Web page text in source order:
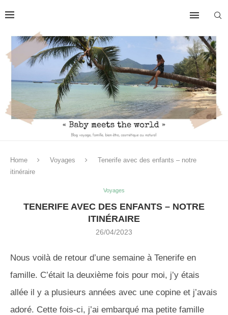
Home Voyages
Tenerife avec des enfants – notre
itinéraire
Voyages
TENERIFE AVEC DES ENFANTS – NOTRE
ITINÉRAIRE
26/04/2023
Nous voilà de retour d’une semaine à Tenerife en
famille. C’était la deuxième fois pour moi, j’y étais
allée il y a plusieurs années avec une copine et j’avais
adoré. Cette fois-ci, j’ai embarqué ma petite famille